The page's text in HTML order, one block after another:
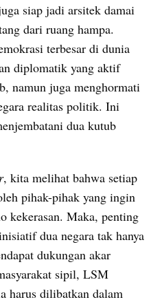
siap jadi arsitek damai
dari ruang hampa.
terbesar di dunia
diplomatik yang aktif
namun juga menghormati
realitas politik. Ini
dua kutub
, kita melihat bahwa setiap
pihak-pihak yang ingin
kekerasan. Maka, penting
dua negara tak hanya
dukungan akar
sipil, LSM
harus dilibatkan dalam